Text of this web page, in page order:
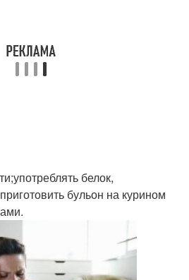
белок,
бульон на курином